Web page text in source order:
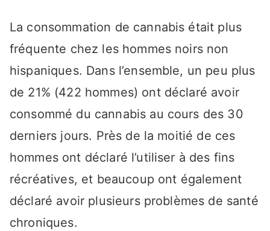
La consommation de cannabis était plus
fréquente chez les hommes noirs non
hispaniques. Dans l’ensemble, un peu plus
de 21% (422 hommes) ont déclaré avoir
consommé du cannabis au cours des 30
derniers jours. Près de la moitié de ces
hommes ont déclaré l’utiliser à des fins
récréatives, et beaucoup ont également
déclaré avoir plusieurs problèmes de santé
chroniques.